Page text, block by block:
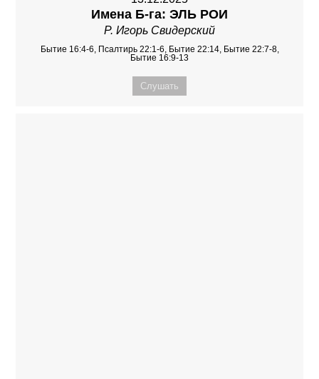
Имена Б-га: ЭЛЬ РОИ
Р. Игорь Свидерский
Бытие 16:4-6, Псалтирь 22:1-6, Бытие 22:14, Бытие 22:7-8,
Бытие 16:9-13
Слушать